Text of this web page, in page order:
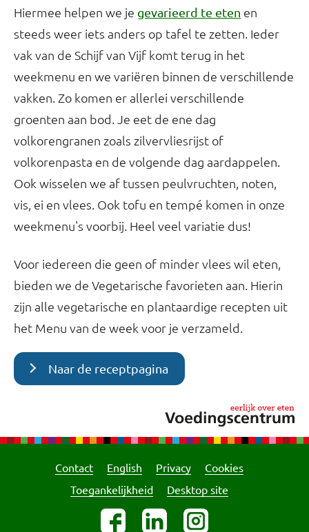
Hiermee helpen we je gevarieerd te eten en
steeds weer iets anders op tafel te zetten. Ieder
vak van de Schijf van Vijf komt terug in het
weekmenu en we variëren binnen de verschillende
vakken. Zo komen er allerlei verschillende
groenten aan bod. Je eet de ene dag
volkorengranen zoals zilvervliesrijst of
volkorenpasta en de volgende dag aardappelen.
Ook wisselen we af tussen peulvruchten, noten,
vis, ei en vlees. Ook tofu en tempé komen in onze
weekmenu's voorbij. Heel veel variatie dus!
Voor iedereen die geen of minder vlees wil eten,
bieden we de Vegetarische favorieten aan. Hierin
zijn alle vegetarische en plantaardige recepten uit
het Menu van de week voor je verzameld.
Naar de receptpagina
Contact English Privacy
Cookies
Toegankelijkheid
Desktop site